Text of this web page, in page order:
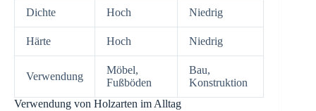
Dichte Hoch Niedrig
Härte Hoch Niedrig
Verwendung
Möbel,
Fußböden
Bau,
Konstruktion
Verwendung von Holzarten im Alltag